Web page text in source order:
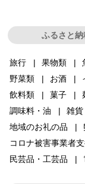
ふるさと
旅行 果物類
野菜類
お酒
飲料類
菓子
調味料・油
雑貨
地域のお礼の品
コロナ被害事業者
民芸品・工芸品